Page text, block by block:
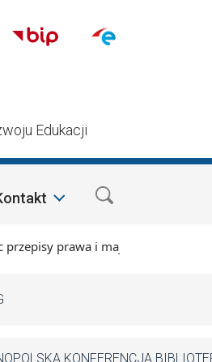
Edukacji
prawa i mając na względzie
KONFERENCJA